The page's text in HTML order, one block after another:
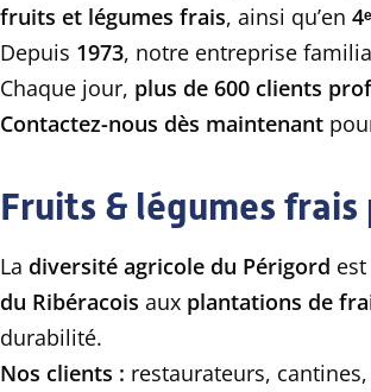
fruits et légumes frais, ainsi qu’en
Depuis 1973, notre entreprise
Chaque jour, plus de 600 clients
Contactez-nous dès maintenant
Fruits & légumes
La diversité agricole du Périgord
du Ribéracois aux plantations de
durabilité.
Nos clients : restaurateurs,